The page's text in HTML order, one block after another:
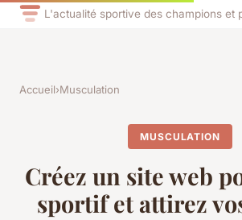
L'actualité sportive des champions et
Accueil›Musculation
MUSCULATION
Créez un site web
sportif et attirez